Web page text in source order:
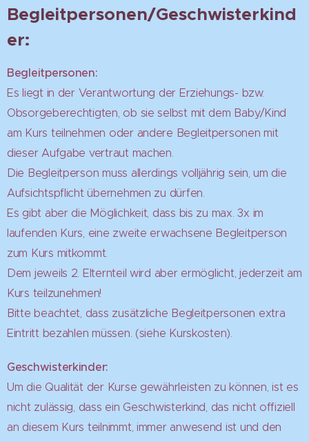
Begleitpersonen/Geschwisterkind
er:
Begleitpersonen:
Es liegt in der Verantwortung der Erziehungs- bzw.
Obsorgeberechtigten, ob sie selbst mit dem Baby/Kind
am Kurs teilnehmen oder andere Begleitpersonen mit
dieser Aufgabe vertraut machen.
Die Begleitperson muss allerdings volljährig sein, um die
Aufsichtspflicht übernehmen zu dürfen.
Es gibt aber die Möglichkeit, dass bis zu max. 3x im
laufenden Kurs, eine zweite erwachsene Begleitperson
zum Kurs mitkommt.
Dem jeweils 2. Elternteil wird aber ermöglicht, jederzeit am
Kurs teilzunehmen!
Bitte beachtet, dass zusätzliche Begleitpersonen extra
Eintritt bezahlen müssen. (siehe Kurskosten).
Geschwisterkinder:
Um die Qualität der Kurse gewährleisten zu können, ist es
nicht zulässig, dass ein Geschwisterkind, das nicht offiziell
an diesem Kurs teilnimmt, immer anwesend ist und den